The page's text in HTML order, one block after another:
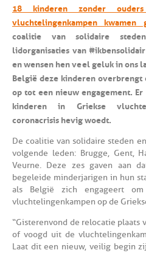
18 kinderen zonder
vluchtelingenkampen
coalitie van solidaire
lidorganisaties van
en wensen hen veel geluk in ons
België deze kinderen
op tot een nieuw engagement.
kinderen in Griekse
coronacrisis hevig woedt.
De coalitie van solidaire steden
volgende leden: Brugge, Gent,
Veurne. Deze zes gaven aan
begeleide minderjarigen in hun
als België zich engageert
vluchtelingenkampen op de
“Gisteren vond de relocatie plaats
of voogd uit de
Laat dit een nieuw, veilig begin